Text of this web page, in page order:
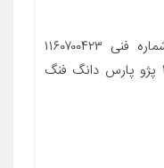
معرفی محصول جزئیات محصول شماره فنی ۱۱۶۰۷۰۰۴۲۳
مناسب برای خودرو پژو ۲۰۶ پژو ۴۰۵ پژو پارس دانگ فنگ